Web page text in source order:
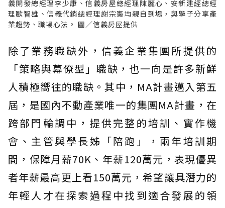
義開發總經理李少康、信義房屋總經理陳麗心、安新建經總經
理歐智雄、信義代銷總經理謝宗憲均親自到場，與學子分享產
業趨勢、職場心法。 圖／信義房屋提供
除了業務職缺外，信義企業集團所提供的
「策略與幕僚型」職缺，也一向是許多新鮮
人積極嚮往的職缺。其中，MA計畫邁入第五
屆，是國內不動產業唯一的集團MA計畫，在
跨部門輪調中，提供完整的培訓、實作機
會、主管與學長姊「陪跑」，兩年培訓期
間，保障月薪70K、年薪120萬元，表現優異
者年薪最高更上看150萬元，希望讓具潛力的
年輕人才在探索過程中找到適合發展的領